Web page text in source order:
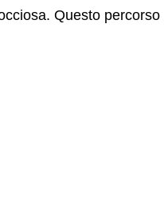
Questo